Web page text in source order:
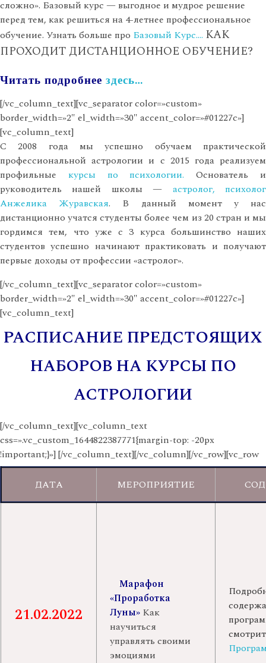
сложно». Базовый курс — выгодное и мудрое решение
перед тем, как решиться на 4-летнее профессиональное
обучение. Узнать больше про Базовый Курс…. КАК
ПРОХОДИТ ДИСТАНЦИОННОЕ ОБУЧЕНИЕ?
Читать подробнее здесь…
[/vc_column_text][vc_separator color=»custom»
border_width=»2″ el_width=»30″ accent_color=»#01227c»]
[vc_column_text]
С 2008 года мы успешно обучаем практической
профессиональной астрологии и с 2015 года реализуем
профильные курсы по психологии. Основатель и
руководитель нашей школы — астролог, психолог
Анжелика Журавская. В данный момент у нас
дистанционно учатся студенты более чем из 20 стран и мы
гордимся тем, что уже с 3 курса большинство наших
студентов успешно начинают практиковать и получают
первые доходы от профессии «астролог».
[/vc_column_text][vc_separator color=»custom»
border_width=»2″ el_width=»30″ accent_color=»#01227c»]
[vc_column_text]
РАСПИСАНИЕ ПРЕДСТОЯЩИХ
НАБОРОВ НА КУРСЫ ПО
АСТРОЛОГИИ
[/vc_column_text][vc_column_text
css=».vc_custom_1644822387771{margin-top: -20px
!important;}»]
ДАТА МЕРОПРИЯТИЕ
21.02.2022
Марафон
«Проработка
Луны» Как
научиться
управлять своими
эмоциями
[/vc_column_text][/vc_column][/vc_row][vc_row